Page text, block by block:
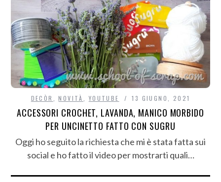
DECÒR ,NOVITÀ YOUTUBE 13 GIUGNO, 2021
ACCESSORI CROCHET, LAVANDA, MANICO MORBIDO
PER UNCINETTO FATTO CON SUGRU
Oggi ho seguito la richiesta che mi è stata fatta sui
social e ho fatto il video per mostrarti quali…